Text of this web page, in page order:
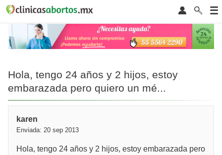
Hola, tengo 24 años y 2 hijos, estoy
embarazada pero quiero un mé...
karen
Enviada: 20 sep 2013
Hola, tengo 24 años y 2 hijos, estoy embarazada pero